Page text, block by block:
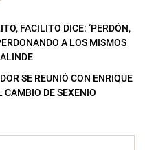
FACILITO DICE: ‘PERDÓN,
A LOS MISMOS
SE REUNIÓ CON ENRIQUE
CAMBIO DE SEXENIO